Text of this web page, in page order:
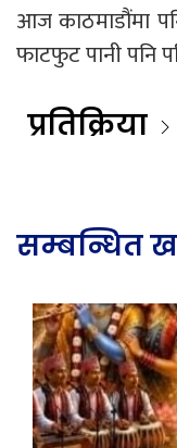
आज काठमाडौंमा
फाटफुट पानी पनि
प्रतिक्रिया
सम्बन्धित